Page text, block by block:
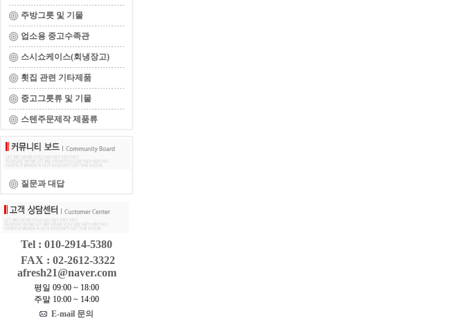
주방그릇 및 기물
업소용 중고수족관
스시쇼케이스(회냉장고)
횟집 관련 기타제품
중고그릇류 및 기물
스텐주문제작 제품류
질문과 대답
Tel : 010-2914-5380
FAX : 02-2612-3322
afresh21@naver.com
평일 09:00 ~ 18:00
주말 10:00 ~ 14:00
E-mail 문의